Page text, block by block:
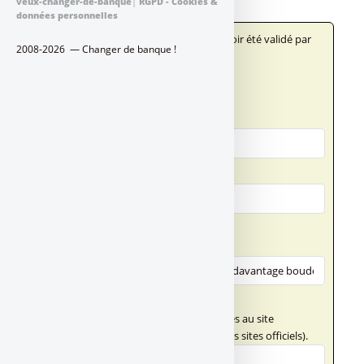
Votre message n'apparaîtra qu'après avoir été validé par
un administrateur du site.
Ce champ n'accepte pas les liens externes au site
FranceTransactions.com (hormis vers des sites officiels).
données personnelles
2008-2026 — Changer de banque !